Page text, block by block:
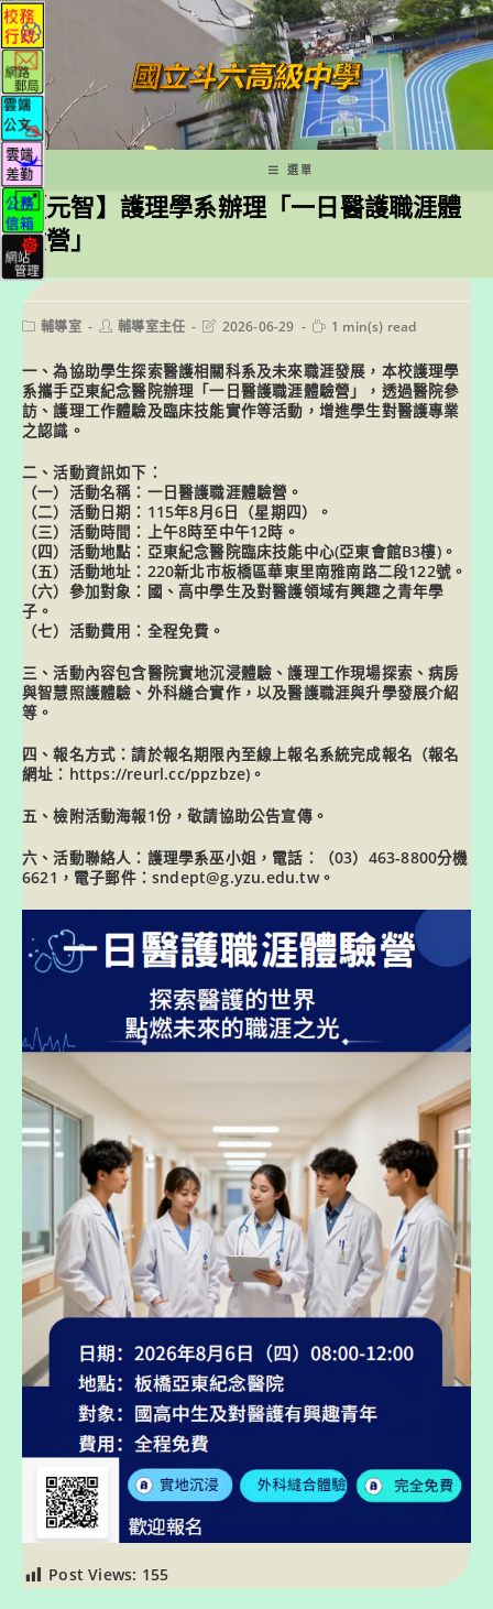
跳
轉
至
主
要
內
容
選單
【元智】護理學系辦理「一日醫護職涯體
驗營」
Post輔導室
Post輔導室主任
Post
modified:
2026-06-29
Reading
1 min(s) read
一、為協助學生探索醫護相關科系及未來職涯發展，本校護理學
系攜手亞東紀念醫院辦理「一日醫護職涯體驗營」，透過醫院參
訪、護理工作體驗及臨床技能實作等活動，增進學生對醫護專業
之認識。
二、活動資訊如下：
（一）活動名稱：一日醫護職涯體驗營。
（二）活動日期：115年8月6日（星期四）。
（三）活動時間：上午8時至中午12時。
（四）活動地點：亞東紀念醫院臨床技能中心(亞東會館B3樓)。
（五）活動地址：220新北市板橋區華東里南雅南路二段122號。
（六）參加對象：國、高中學生及對醫護領域有興趣之青年學
子。
（七）活動費用：全程免費。
三、活動內容包含醫院實地沉浸體驗、護理工作現場探索、病房
與智慧照護體驗、外科縫合實作，以及醫護職涯與升學發展介紹
等。
四、報名方式：請於報名期限內至線上報名系統完成報名（報名
網址：https://reurl.cc/ppzbze)。
五、檢附活動海報1份，敬請協助公告宣傳。
六、活動聯絡人：護理學系巫小姐，電話：（03）463-8800分機
6621，電子郵件：sndept@g.yzu.edu.tw。
Post Views: 155